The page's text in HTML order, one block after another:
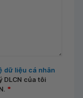
dữ liệu cá nhân
DLCN của tôi
*